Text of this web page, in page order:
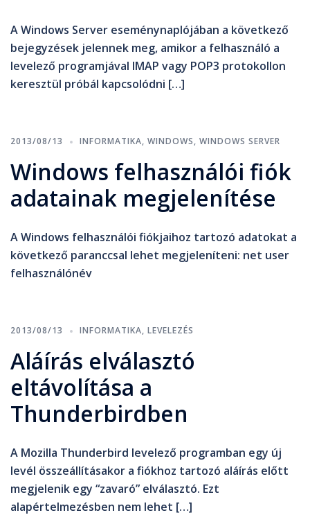
A Windows Server eseménynaplójában a következő
bejegyzések jelennek meg, amikor a felhasználó a
levelező programjával IMAP vagy POP3 protokollon
keresztül próbál kapcsolódni […]
2013/08/13 INFORMATIKA, WINDOWS, WINDOWS SERVER
Windows felhasználói fiók
adatainak megjelenítése
A Windows felhasználói fiókjaihoz tartozó adatokat a
következő paranccsal lehet megjeleníteni: net user
felhasználónév
2013/08/13 INFORMATIKA, LEVELEZÉS
Aláírás elválasztó
eltávolítása a
Thunderbirdben
A Mozilla Thunderbird levelező programban egy új
levél összeállításakor a fiókhoz tartozó aláírás előtt
megjelenik egy “zavaró” elválasztó. Ezt
alapértelmezésben nem lehet […]